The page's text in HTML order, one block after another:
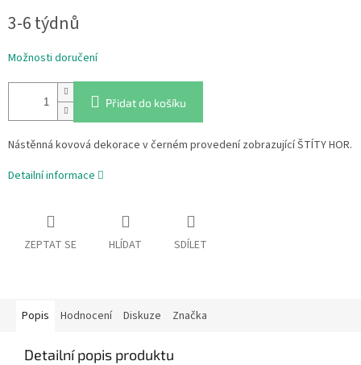
cena:
3-6 týdnů
Možnosti doručení
Přidat do košíku
Nástěnná kovová dekorace v černém provedení zobrazující ŠTÍTY HOR.
Detailní informace
ZEPTAT SE HLÍDAT SDÍLET
Popis Hodnocení Diskuze Značka
Detailní popis produktu